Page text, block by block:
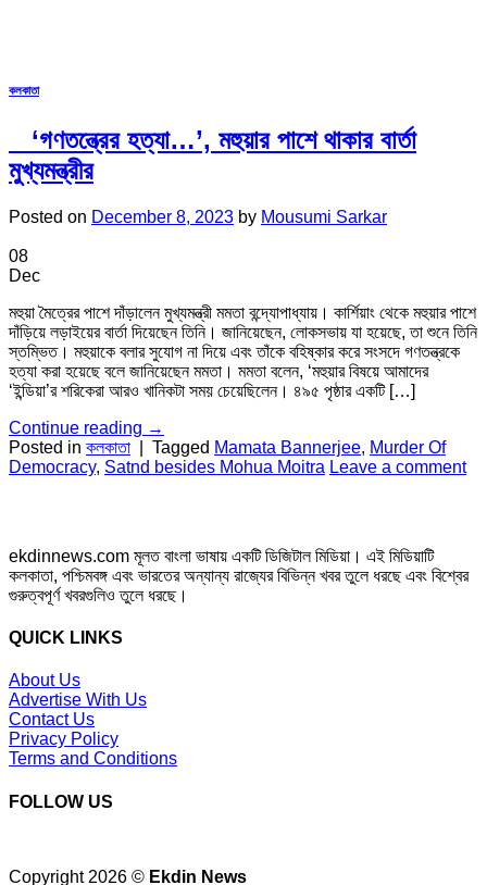
কলকাতা
‘গণতন্ত্রের হত্যা…’, মহুয়ার পাশে থাকার বার্তা
মুখ্যমন্ত্রীর
Posted on December 8, 2023 by Mousumi Sarkar
08
Dec
মহুয়া মৈত্রের পাশে দাঁড়ালেন মুখ্যমন্ত্রী মমতা বন্দ্যোপাধ্যায়। কার্শিয়াং থেকে মহুয়ার পাশে
দাঁড়িয়ে লড়াইয়ের বার্তা দিয়েছেন তিনি। জানিয়েছেন, লোকসভায় যা হয়েছে, তা শুনে তিনি
স্তম্ভিত। মহুয়াকে বলার সুযোগ না দিয়ে এবং তাঁকে বহিষ্কার করে সংসদে গণতন্ত্রকে
হত্যা করা হয়েছে বলে জানিয়েছেন মমতা। মমতা বলেন, ‘মহুয়ার বিষয়ে আমাদের
‘ইন্ডিয়া’র শরিকেরা আরও খানিকটা সময় চেয়েছিলেন। ৪৯৫ পৃষ্ঠার একটি […]
Continue reading →
Posted in কলকাতা Tagged Mamata Bannerjee, Murder Of
Democracy, Satnd besides Mohua Moitra Leave a comment
ekdinnews.com মূলত বাংলা ভাষায় একটি ডিজিটাল মিডিয়া। এই মিডিয়াটি
কলকাতা, পশ্চিমবঙ্গ এবং ভারতের অন্যান্য রাজ্যের বিভিন্ন খবর তুলে ধরছে এবং বিশ্বের
গুরুত্বপূর্ণ খবরগুলিও তুলে ধরছে।
QUICK LINKS
About Us
Advertise With Us
Contact Us
Privacy Policy
Terms and Conditions
FOLLOW US
Copyright 2026 © Ekdin News